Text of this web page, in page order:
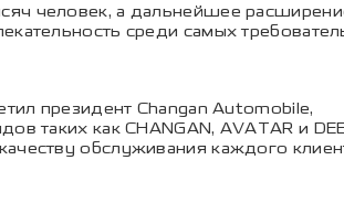
человек, а дальнейшее
среди самых
президент Changan Automobile,
таких как CHANGAN, AVATAR и
обслуживания каждого